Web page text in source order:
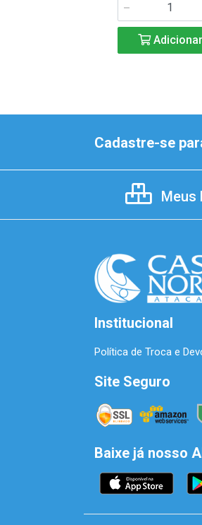
Adicionar
Cadastre-se
Meus
Institucional
Política de Troca e
Site Seguro
Baixe já nosso